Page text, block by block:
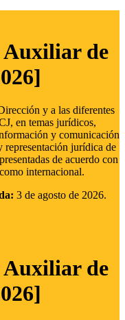
Auxiliar de
y a las diferentes
en temas jurídicos,
y comunicación
representación jurídica de
de acuerdo con
internacional.
3 de agosto de 2026.
Auxiliar de